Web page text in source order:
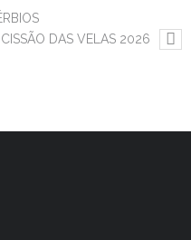
DAS VELAS 2026